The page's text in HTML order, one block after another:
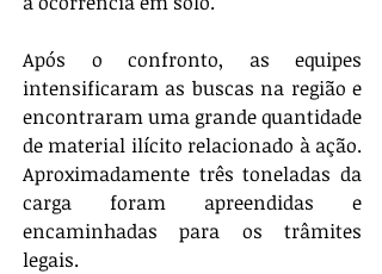
Após o confronto, as equipes
intensificaram as buscas na região e
encontraram uma grande quantidade
de material ilícito relacionado à ação.
Aproximadamente três toneladas da
carga foram apreendidas e
encaminhadas para os trâmites
legais.